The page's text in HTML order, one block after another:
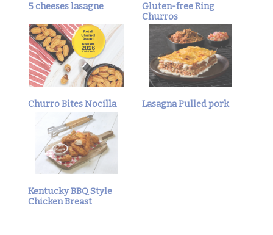
5 cheeses lasagne
Gluten-free Ring
Churros
Churro Bites Nocilla Lasagna Pulled pork
Kentucky BBQ Style
Chicken Breast